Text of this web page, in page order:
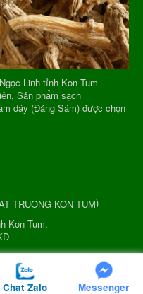
Linh tỉnh Kon Tum
Sản phẩm sạch
dây (Đảng Sâm) được chọn
TRUONG KON TUM)
Kon Tum.
Tổ 6, Phường Quang Trung,
Chat Zalo Messenger